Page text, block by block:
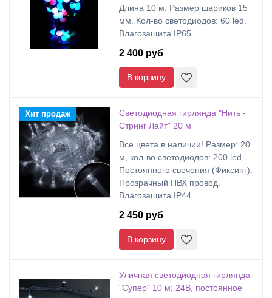
Длина 10 м. Размер шариков 15
мм. Кол-во светодиодов: 60 led.
Влагозащита IP65.
2 400 руб
В корзину
Хит продаж
Светодиодная гирлянда "Нить -
Стринг Лайт" 20 м
Все цвета в наличии! Размер: 20
м, кол-во светодиодов: 200 led.
Постоянного свечения (Фиксинг).
Прозрачный ПВХ провод.
Влагозащита IP44.
2 450 руб
В корзину
Уличная светодиодная гирлянда
"Супер" 10 м; 24В, постоянное